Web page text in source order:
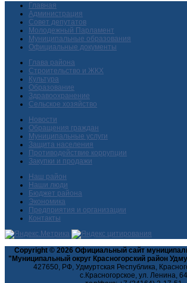
Главная
Администрация
Совет депутатов
Молодежный Парламент
Муниципальные образования
Официальные документы
Глава района
Строительство и ЖКХ
Культура
Образование
Здравоохранение
Сельское хозяйство
Новости
Обращения граждан
Муниципальные услуги
Защита населения
Противодействие коррупции
Закупки и продажи
Наш район
Наши люди
Бюджет района
Экономика
Предприятия и организации
Контакты
Copyright © 2026 Официальный сайт
"Муниципальный округ Красногорский район
427650, РФ, Удмуртская Республика,
с.Красногорское, ул. Ленина, 64